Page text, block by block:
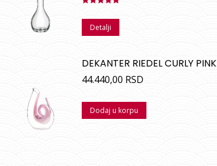
sa5.00od
Detalji
DEKANTER RIEDEL CURLY PINK
44.440,00 RSD
Dodaj u korpu